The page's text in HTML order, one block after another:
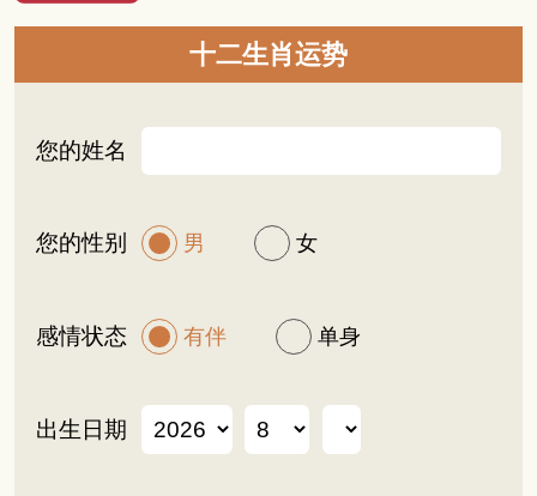
十二生肖运势
您的姓名
您的性别 男 女
感情状态 有伴 单身
出生日期